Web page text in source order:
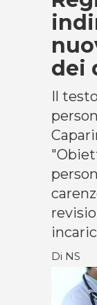
dei
Il
Di NS